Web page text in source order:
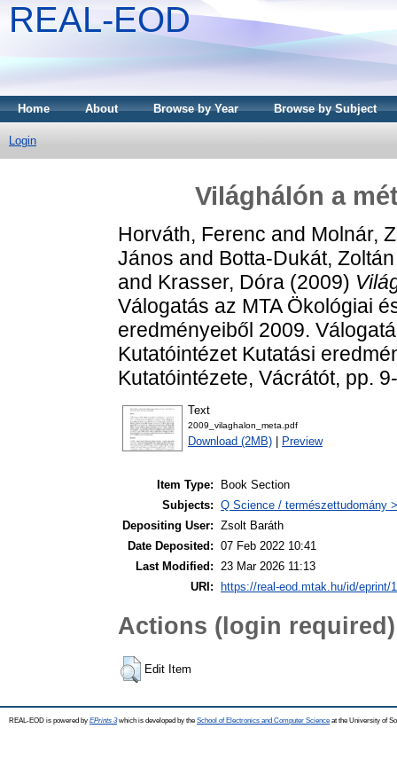
REAL-EOD
Home About Browse by Year Browse by Subject
Login
Világhálón a
Horváth, Ferenc and Molnár,
János and Botta-Dukát, Zoltán
and Krasser, Dóra (2009)
Válogatás az MTA Ökológiai
eredményeiből 2009.
Kutatóintézet Kutatási
Kutatóintézete, Vácrátót, pp.
Text
2009_vilaghalon_meta.pdf
Download (2MB) Preview
Item Type:
Book Section
Subjects: Q Science / természettudomány
Depositing User: Zsolt Baráth
Date Deposited: 07 Feb 2022 10:41
Last Modified: 23 Mar 2026 11:13
URI:
https://real-eod.mtak.hu/id/eprint/
Actions (login required)
Edit Item
REAL-EOD is powered by EPrints 3which is developed by the School of Electronics and Computer Science at the University of